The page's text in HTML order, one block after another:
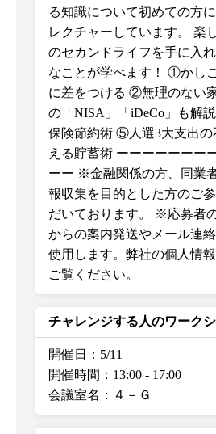
る知識について初めての方
レクチャーしています。 楽
のセカンドライフを手に入
なことが学べます！ ①かし
に差をつける ②無理のない
の「NISA」「iDeCo」も解
保険節約術 ⑤人選3大支出の
える貯蓄術 ーーーーーーー
ーー ※金融関係の方、同業
報収集を目的とした方のご
だいております。 ※応募者
からの案内発送やメール連
使用します。弊社の個人情
ご覧ください。
チャレンジする人のワーク
開催日：5/11
開催時間：13:00 - 17:00
会議室名：４－Ｇ